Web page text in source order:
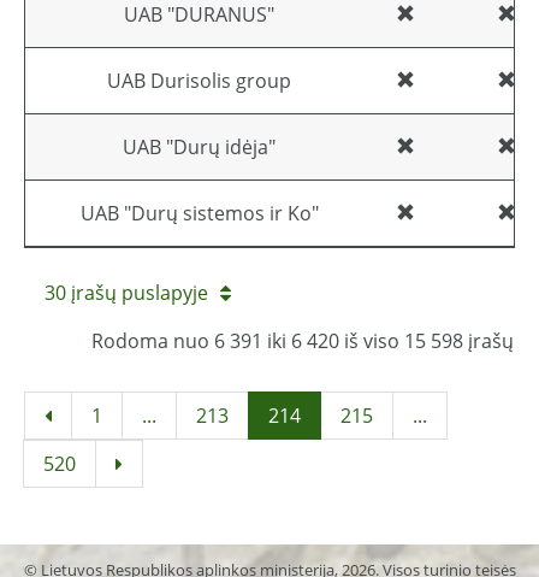
UAB "DURANUS"
UAB Durisolis group
UAB "Durų idėja"
UAB "Durų sistemos ir Ko"
30 įrašų puslapyje
Rodoma nuo 6 391 iki 6 420 iš viso 15 598 įrašų
1 ... 213 214 215
...
520
© Lietuvos Respublikos aplinkos ministerija, 2026. Visos turinio teisės